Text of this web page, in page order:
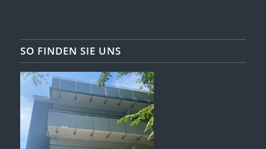
SO FINDEN SIE UNS